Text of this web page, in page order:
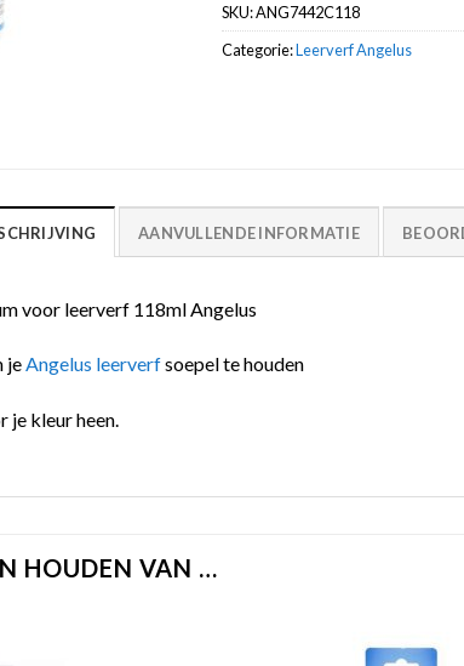
SKU:ANG7442C118
Categorie:Leerverf Angelus
AANVULLENDE INFORMATIE
voor leerverf 118ml Angelus
jeAngelus leerverfsoepel te houden
je kleur heen.
HOUDEN VAN …